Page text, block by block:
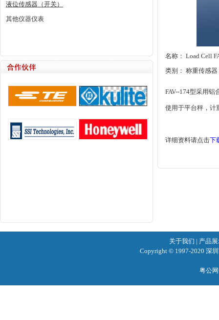
液位传感器（开关）
其他仪器仪表
名称： Load Cell
类别： 称重传感器
FAV--174型采用
使用于平台秤，计
详细资料请点击下
关于我们 | 产品
Copyright © 1997-2020 深
粤公